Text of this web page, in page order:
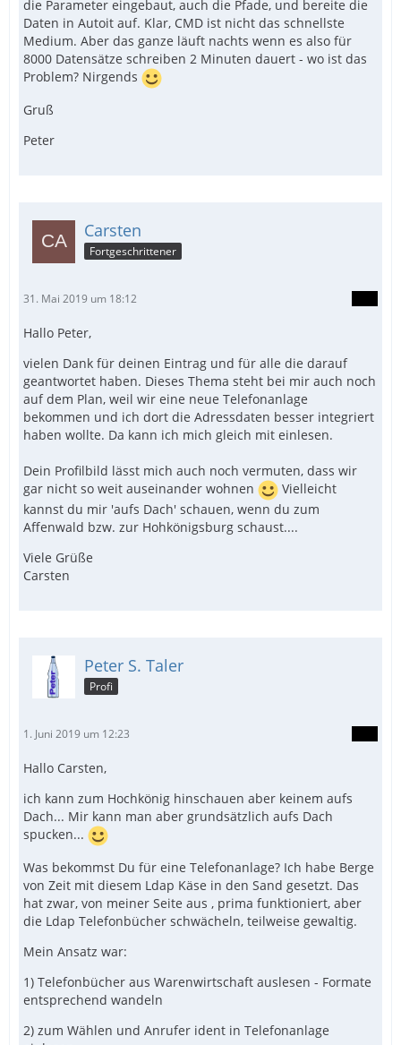
die Parameter eingebaut, auch die Pfade, und bereite die
Daten in Autoit auf. Klar, CMD ist nicht das schnellste
Medium. Aber das ganze läuft nachts wenn es also für
8000 Datensätze schreiben 2 Minuten dauert - wo ist das
Problem? Nirgends
Gruß
Peter
Carsten
Fortgeschrittener
31. Mai 2019 um 18:12
Hallo Peter,
vielen Dank für deinen Eintrag und für alle die darauf
geantwortet haben. Dieses Thema steht bei mir auch noch
auf dem Plan, weil wir eine neue Telefonanlage
bekommen und ich dort die Adressdaten besser integriert
haben wollte. Da kann ich mich gleich mit einlesen.
Dein Profilbild lässt mich auch noch vermuten, dass wir
gar nicht so weit auseinander wohnen
Vielleicht
kannst du mir 'aufs Dach' schauen, wenn du zum
Affenwald bzw. zur Hohkönigsburg schaust....
Viele Grüße
Carsten
Peter S. Taler
Profi
1. Juni 2019 um 12:23
Hallo Carsten,
ich kann zum Hochkönig hinschauen aber keinem aufs
Dach... Mir kann man aber grundsätzlich aufs Dach
spucken...
Was bekommst Du für eine Telefonanlage? Ich habe Berge
von Zeit mit diesem Ldap Käse in den Sand gesetzt. Das
hat zwar, von meiner Seite aus , prima funktioniert, aber
die Ldap Telefonbücher schwächeln, teilweise gewaltig.
Mein Ansatz war:
1) Telefonbücher aus Warenwirtschaft auslesen - Formate
entsprechend wandeln
2) zum Wählen und Anrufer ident in Telefonanlage